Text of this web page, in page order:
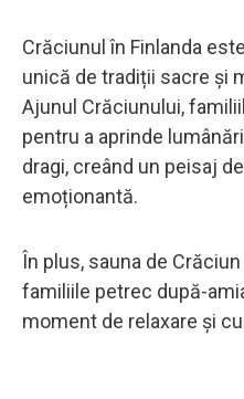
Crăciunul în Finlanda
unică de tradiții sacre și
Ajunul Crăciunului,
pentru a aprinde
dragi, creând un peisaj
emoționantă.
În plus, sauna de
familiile petrec după-
moment de relaxare și